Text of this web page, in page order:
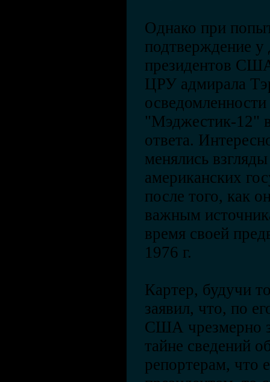
Однако при
подтверждение
президентов
ЦРУ адмирала
"Мэджестик-12"
ответа.
менялись
американских
после того, как
важным
время своей
1976 г.
Картер, будучи
заявил, что, по
США чрезмерно
тайне сведений
репортерам, что